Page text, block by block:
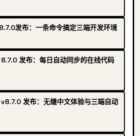
发布：一条命令搞定三端开发环境
发布：每日自动同步的在线代码
发布：无缝中文体验与三端自动